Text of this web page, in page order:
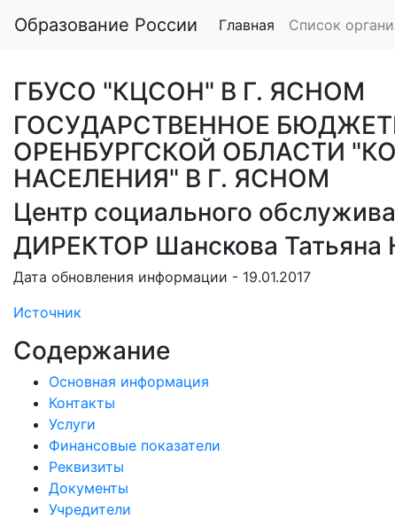
Образование России Главная Список
ГБУСО "КЦСОН" В Г. ЯСНОМ
ГОСУДАРСТВЕННОЕ
ОРЕНБУРГСКОЙ ОБЛАСТИ
НАСЕЛЕНИЯ" В Г. ЯСНОМ
Центр социального
ДИРЕКТОР Шанскова Татьяна
Дата обновления информации - 19.01.2017
Источник
Содержание
Основная информация
Контакты
Услуги
Финансовые показатели
Реквизиты
Документы
Учредители